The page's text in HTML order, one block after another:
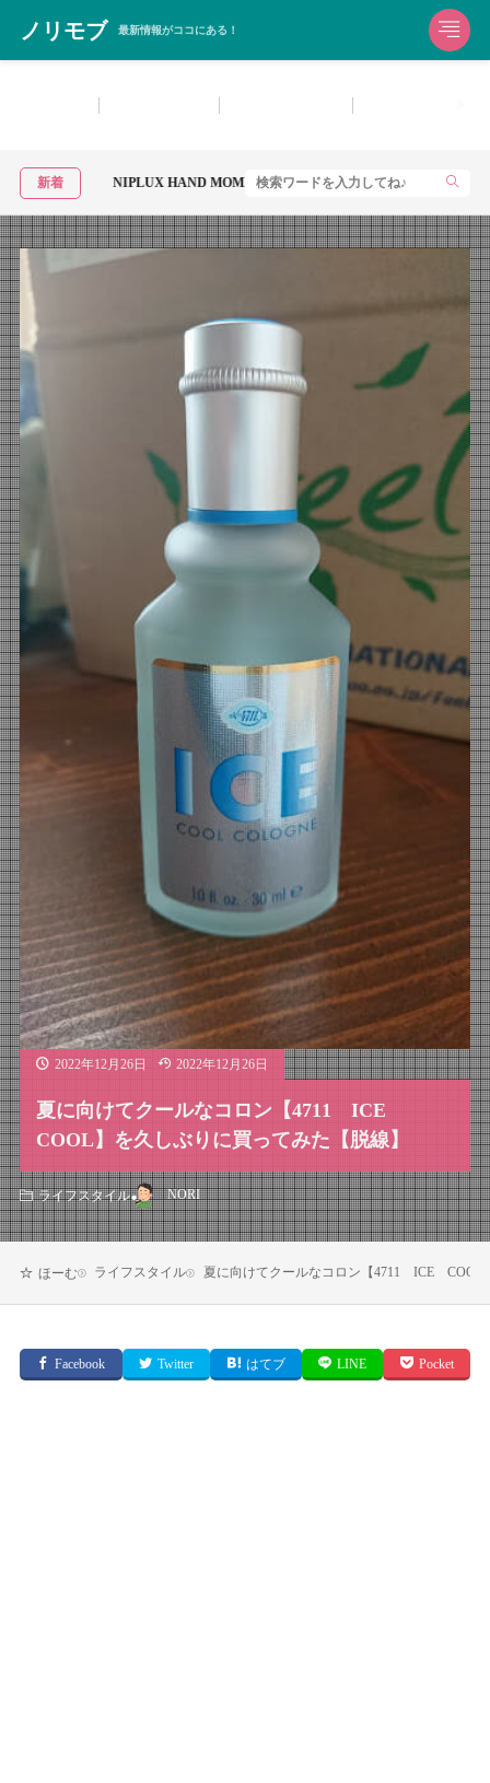
ノリモブ 最新情報がココにある！
新着
NIPLUX HAND MOMIをレビュー！手の疲れにおすすめのハンドケア器
2022年12月26日 2022年12月26日
夏に向けてクールなコロン【4711 ICE
COOL】を久しぶりに買ってみた【脱線】
ライフスタイル NORI
ほーむ ライフスタイル 夏に向けてクールなコロン【4711 ICE
Facebook Twitter はてブ LINE Pocket